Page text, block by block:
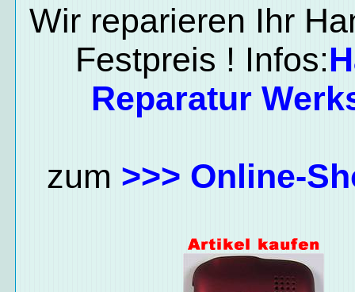
Wir reparieren Ihr
Festpreis ! Infos:
Reparatur
zum >>> Online-